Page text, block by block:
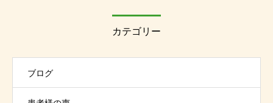
カテゴリー
ブログ